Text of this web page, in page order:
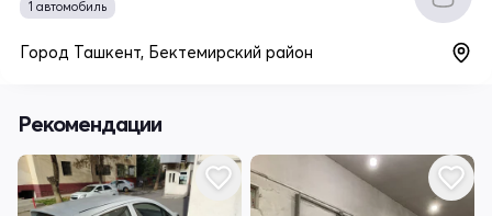
1 автомобиль
Город Ташкент, Бектемирский район
Рекомендации